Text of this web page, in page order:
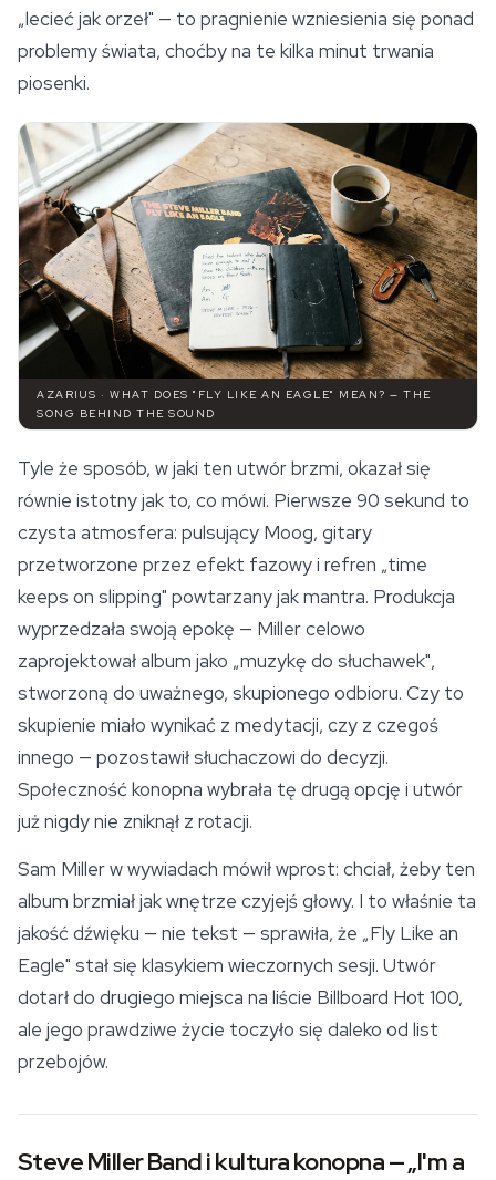
„lecieć jak orzeł" — to pragnienie wzniesienia się ponad
problemy świata, choćby na te kilka minut trwania
piosenki.
AZARIUS · WHAT DOES "FLY LIKE AN EAGLE" MEAN? — THE
SONG BEHIND THE SOUND
Tyle że sposób, w jaki ten utwór brzmi, okazał się
równie istotny jak to, co mówi. Pierwsze 90 sekund to
czysta atmosfera: pulsujący Moog, gitary
przetworzone przez efekt fazowy i refren „time
keeps on slipping" powtarzany jak mantra. Produkcja
wyprzedzała swoją epokę — Miller celowo
zaprojektował album jako „muzykę do słuchawek",
stworzoną do uważnego, skupionego odbioru. Czy to
skupienie miało wynikać z medytacji, czy z czegoś
innego — pozostawił słuchaczowi do decyzji.
Społeczność konopna wybrała tę drugą opcję i utwór
już nigdy nie zniknął z rotacji.
Sam Miller w wywiadach mówił wprost: chciał, żeby ten
album brzmiał jak wnętrze czyjejś głowy. I to właśnie ta
jakość dźwięku — nie tekst — sprawiła, że „Fly Like an
Eagle" stał się klasykiem wieczornych sesji. Utwór
dotarł do drugiego miejsca na liście Billboard Hot 100,
ale jego prawdziwe życie toczyło się daleko od list
przebojów.
Steve Miller Band i kultura konopna — „I'm a